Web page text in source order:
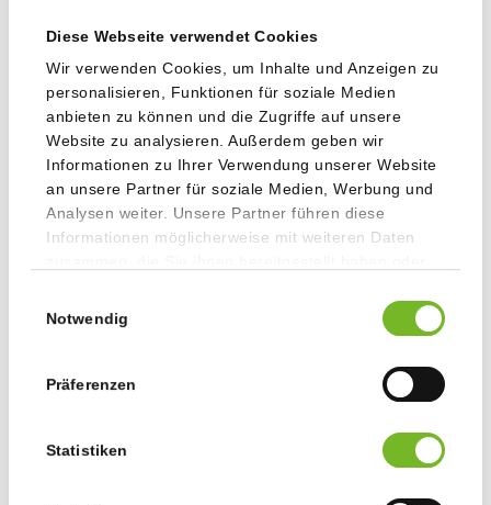
Diese Webseite verwendet Cookies
Wir verwenden Cookies, um Inhalte und Anzeigen zu
personalisieren, Funktionen für soziale Medien
anbieten zu können und die Zugriffe auf unsere
Website zu analysieren. Außerdem geben wir
Informationen zu Ihrer Verwendung unserer Website
an unsere Partner für soziale Medien, Werbung und
Analysen weiter. Unsere Partner führen diese
Informationen möglicherweise mit weiteren Daten
gesammelt haben.
Notwendig
Präferenzen
Statistiken